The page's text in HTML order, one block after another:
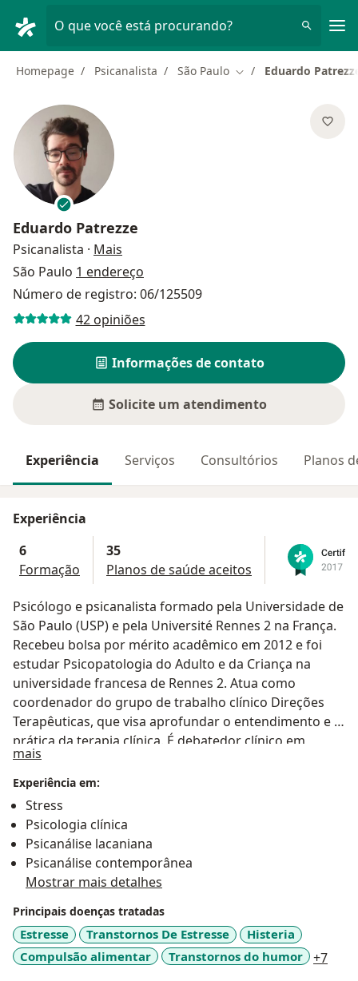
O que você está procurando?
Homepage Psicanalista São Paulo Mudar de cidade
Eduardo
Eduardo Patrezze
Psicanalista · Mais
São Paulo 1 endereço
Número de registro: 06/125509
42 opiniões
Informações de contato
Solicite um atendimento
Experiência Serviços Consultórios Planos
Experiência
6
Formação
35
Planos de saúde aceitos
Psicólogo e psicanalista formado pela Universidade de
São Paulo (USP) e pela Université Rennes 2 na França.
Recebeu bolsa por mérito acadêmico em 2012 e foi
estudar Psicopatologia do Adulto e da Criança na
universidade francesa de Rennes 2. Atua como
coordenador do grupo de trabalho clínico Direções
Terapêuticas, que visa aprofundar o entendimento e a
prática da terapia clínica. É debatedor clínico em
projeto social pela Faculdade de Medicina da USP
onde atua desde 2013. Tem experiência como
psicólogo na articulação de equipes multiprofissionais
e formação clínica. Em 2014 participou das formações
em psicanálise pelo Fórum do Campo Lacaniano de
São Paulo. Experiência em atendimentos de adultos
pela Extensão Médico-Acadêmica da USP, pelo Centro
de Atendimento Psicológico da Universidade de São
Paulo (CAP-USP) e em clínica particular. Tradutor de
inglês e francês, atua na área de divulgação e
tradução de textos estrangeiros de psicologia e
psicanálise. Entre em contato e agende uma consulta!
mais
Experiência em:
Stress
Psicologia clínica
Psicanálise lacaniana
Psicanálise contemporânea
Mostrar mais detalhes
Principais doenças tratadas
Estresse Transtornos De Estresse
Histeria
Compulsão alimentar
Transtornos do humor +7